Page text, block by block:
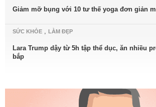
Giảm mỡ bụng với 10 tư thế yoga đơn giản
SỨC KHỎE LÀM ĐẸP
Lara Trump dậy từ 5h tập thể dục, ăn nhiều
bắp